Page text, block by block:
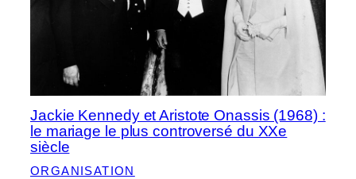
Jackie Kennedy et Aristote Onassis (1968) :
le mariage le plus controversé du XXe
siècle
ORGANISATION